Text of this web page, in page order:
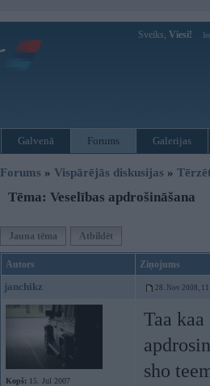
Sveiks, Viesi!
Galvenā Forums Galerijas
Forums » Vispārējās diskusijas »
Tēma: Veselības apdrošināšana
Jauna tēma Atbildēt
Autors Ziņojums
janchikz 28. Nov 2008,
Kopš: 15. Jul 2007
Taa
sho